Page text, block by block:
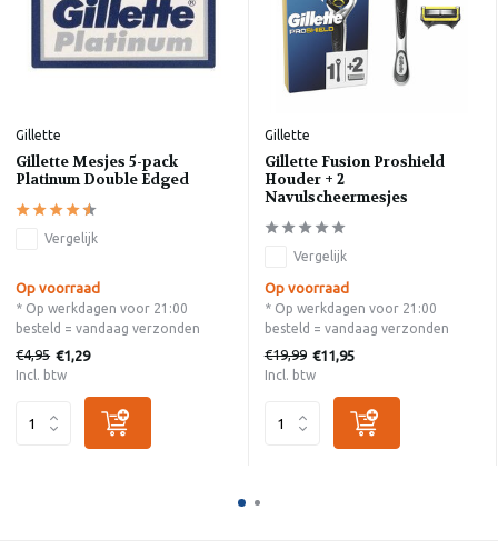
Gillette
Gillette Mesjes 5-pack
Platinum Double Edged
Vergelijk
Op voorraad
* Op werkdagen voor 21:00
besteld = vandaag verzonden
€4,95 €1,29
Incl. btw
Gillette
Gillette Fusion Proshield
Houder + 2
Navulscheermesjes
Vergelijk
Op voorraad
* Op werkdagen voor 21:00
besteld = vandaag verzonden
€19,99 €11,95
Incl. btw